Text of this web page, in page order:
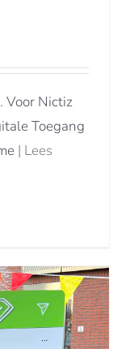
Voor Nictiz
Toegang
| Lees